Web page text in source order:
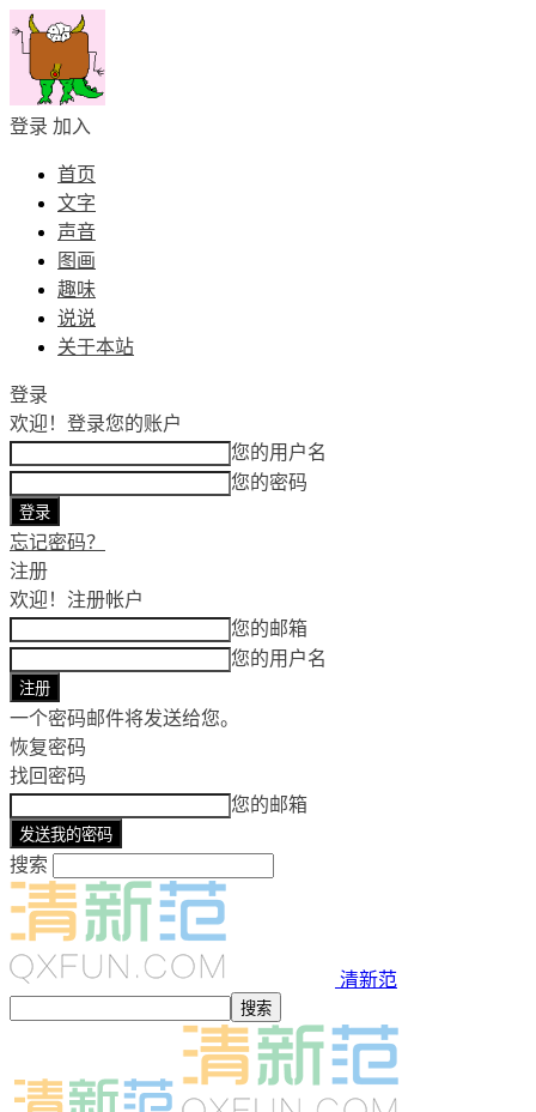
登录 加入
首页
文字
声音
图画
趣味
说说
关于本站
登录
欢迎！ 登录您的账户
您的用户名
您的密码
忘记密码？
注册
欢迎！ 注册帐户
您的邮箱
您的用户名
一个密码邮件将发送给您。
恢复密码
找回密码
您的邮箱
搜索
清新范